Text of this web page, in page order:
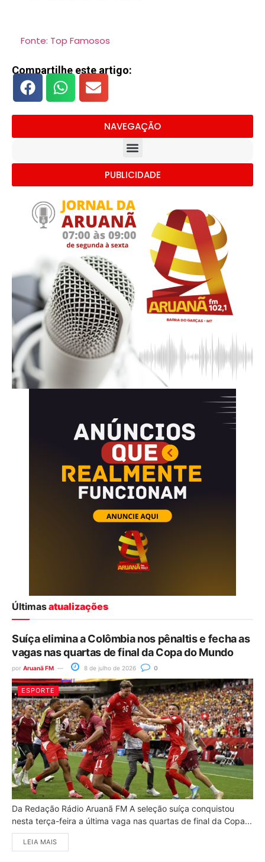
Fonte: Top Famosos
Compartilhe este artigo:
NAVEGAÇÃO
PUBLICIDADE
Últimasatualizações
Suíça elimina a Colômbia nos pênaltis e fecha as
vagas nas quartas de final da Copa do Mundo
por Aruanã FM 8 de julho de 2026 0
ESPORTE
Da Redação Rádio Aruanã FM A seleção suíça conquistou
nesta terça-feira a última vaga nas quartas de final da Copa...
LEIA MAIS